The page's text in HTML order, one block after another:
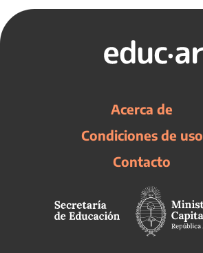
Acerca de
Condiciones de uso
Contacto